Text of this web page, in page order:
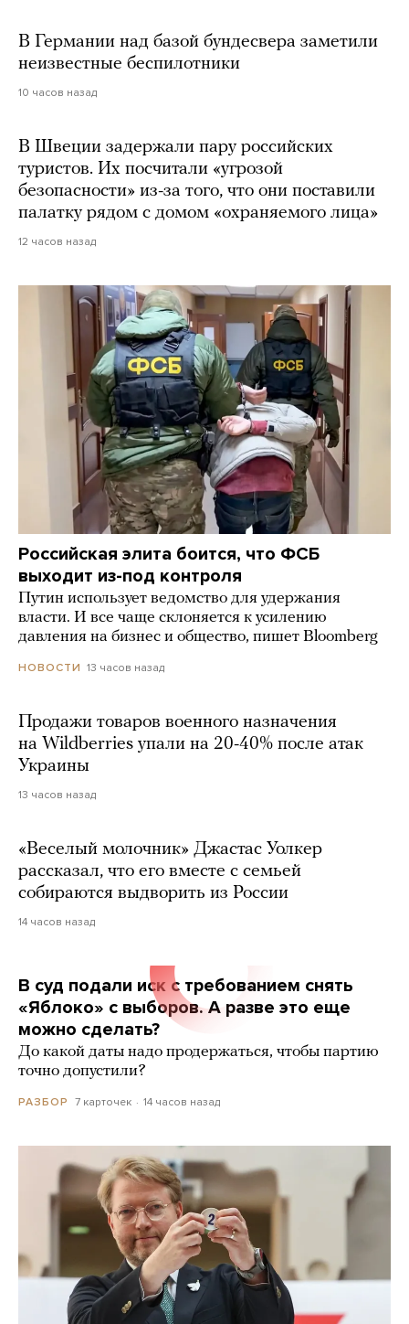
В Германии над базой бундесвера заметили
неизвестные беспилотники
10 часов назад
В Швеции задержали пару российских
туристов. Их посчитали «угрозой
безопасности» из-за того, что они поставили
палатку рядом с домом «охраняемого лица»
12 часов назад
Российская элита боится, что ФСБ
выходит из-под контроля
Путин использует ведомство для удержания
власти. И все чаще склоняется к усилению
давления на бизнес и общество, пишет Bloomberg
НОВОСТИ 13 часов назад
Продажи товаров военного назначения
на Wildberries упали на 20-40% после атак
Украины
13 часов назад
«Веселый молочник» Джастас Уолкер
рассказал, что его вместе с семьей
собираются выдворить из России
14 часов назад
В суд подали иск с требованием снять
«Яблоко» с выборов. А разве это еще
можно сделать?
До какой даты надо продержаться, чтобы партию
точно допустили?
РАЗБОР 7 карточек 14 часов назад